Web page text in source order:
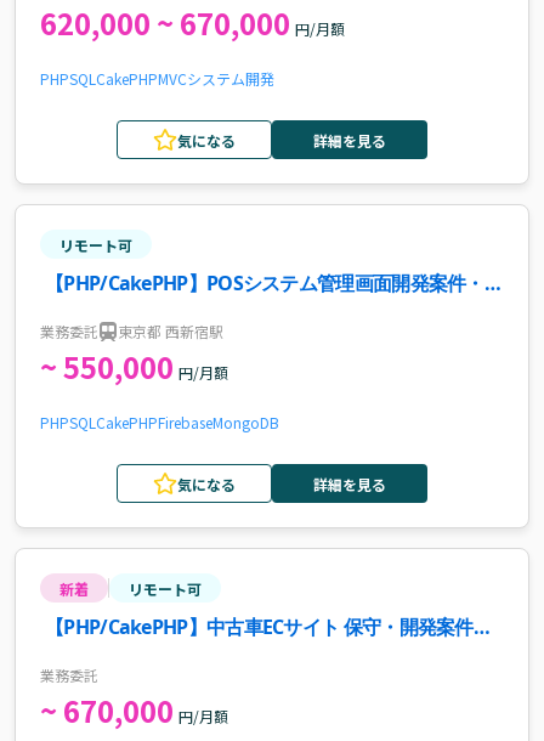
620,000 ~ 670,000 円/月額
PHPSQL CakePHPMVCシステム開発
気になる 詳細を見る
リモート可
【PHP/CakePHP】POSシステム管理画面開発案件・求
業務委託 東京都 西新宿駅
~ 550,000 円/月額
PHPSQL CakePHPFirebaseMongoDB
気になる 詳細を見る
新着 リモート可
【PHP/CakePHP】中古車ECサイト 保守・開発案件・
業務委託
~ 670,000 円/月額